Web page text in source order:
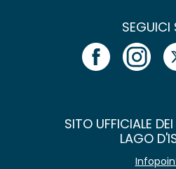
SEGUICI
SITO UFFICIALE
LAGO